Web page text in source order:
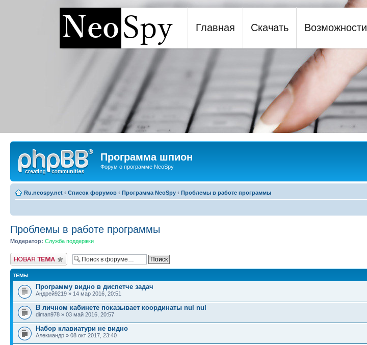
Программа шпион NeoSpy
Главная Скачать Возможности
Программа шпион
Форум о программе NeoSpy
Ru.neospy.net ‹ Список форумов ‹ Программа NeoSpy ‹ Проблемы в работе программы
Проблемы в работе программы
Модератор: Служба поддержки
Новая тема
ТЕМЫ
Программу видно в диспетче задач
Андрей9219 » 14 мар 2016, 20:51
В личном кабинете показывает координаты nul nul
diman978 » 03 май 2016, 20:57
Набор клавиатури не видно
Алекмандр » 08 окт 2017, 23:40